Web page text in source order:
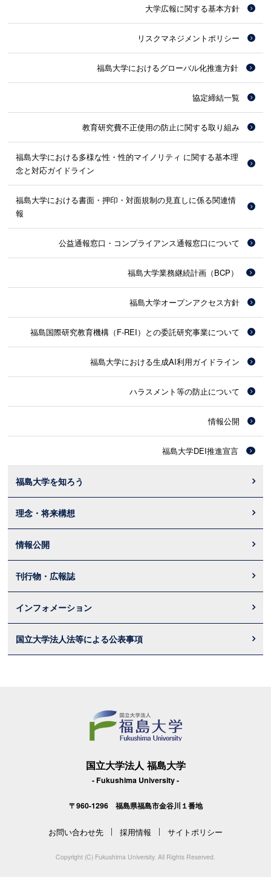
大学広報に関する基本方針
リスクマネジメントポリシー
福島大学におけるグローバル化推進方針
協定締結一覧
教育研究費不正使用の防止に関する取り組み
福島大学における多様な性・性的マイノリティ に関する基本理
念と対応ガイドライン
福島大学における書面・押印・対面規制の見直しに係る関連情
報
公益通報窓口・コンプライアンス通報窓口について
福島大学業務継続計画（BCP）
福島大学オープンアクセス方針
福島国際研究教育機構（F-REI）との委託研究事業について
福島大学における生成AI利用ガイドライン
ハラスメント等の防止について
情報公開
福島大学DEI推進宣言
福島大学を知ろう
理念・将来構想
情報公開
刊行物・広報誌
インフォメーション
国立大学法人法等による公表事項
国立大学法人 福島大学
- Fukushima University -
〒960-1296 福島県福島市金谷川１番地
お問い合わせ先 採用情報 サイトポリシー
Copyright (C) Fukushima University. All Rights Reserved.